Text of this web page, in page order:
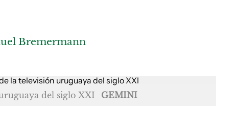
Bremermann
del siglo XXI GEMINI